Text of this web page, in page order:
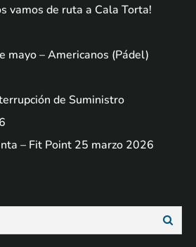
vamos de ruta a Cala Torta!
mayo – Americanos (Pádel)
de Suministro
– Fit Point 25 marzo 2026